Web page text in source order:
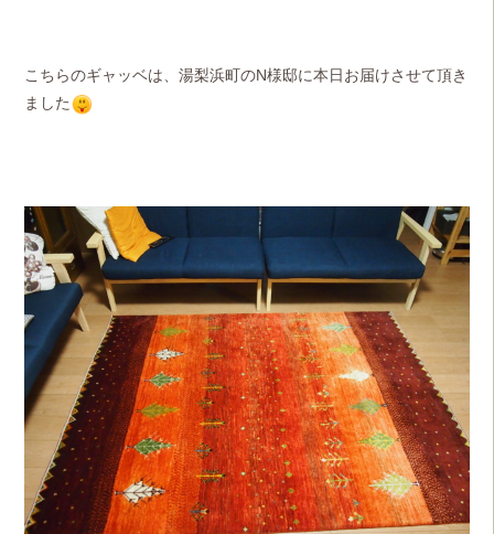
こちらのギャッベは、湯梨浜町のN様邸に本日お届けさせて頂き
ました